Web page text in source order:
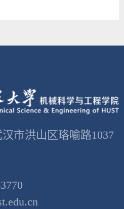
市洪山区珞喻路1037